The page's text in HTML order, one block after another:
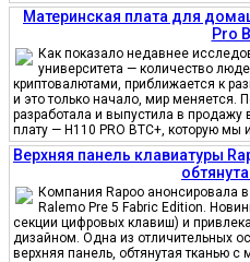
Материнская плата для
Pro
Как показало недавнее
университета — количество
криптовалютами, приближается к
и это только начало, мир меняется.
разработала и выпустила в
плату — H110 PRO BTC+, которую мы
Верхняя панель клавиатуры
Компания Rapoo анонсировала
Ralemo Pre 5 Fabric Edition.
секции цифровых клавиш) и
дизайном. Одна из отличительных
верхняя панель, обтянутая тканью